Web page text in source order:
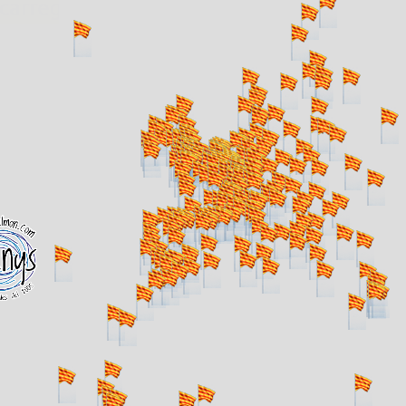
484 webs... un moment si us